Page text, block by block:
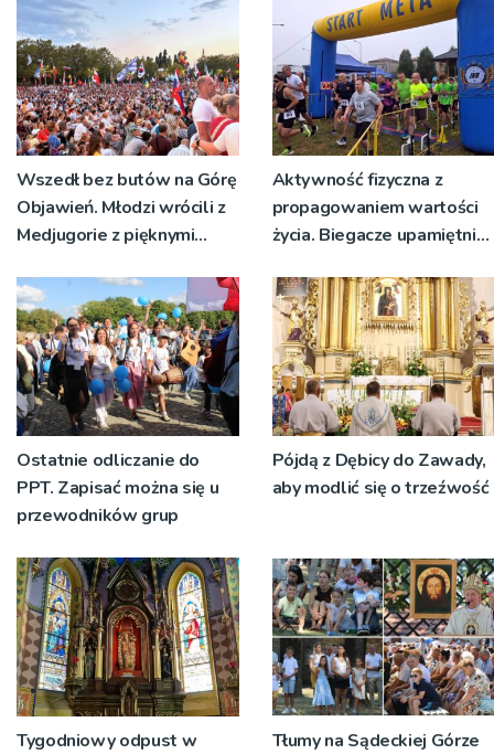
Wszedł bez butów na Górę
Objawień. Młodzi wrócili z
Medjugorie z pięknymi
Aktywność fizyczna z
propagowaniem wartości
życia. Biegacze upamiętnili
Ostatnie odliczanie do
PPT. Zapisać można się u
przewodników grup
Pójdą z Dębicy do Zawady,
aby modlić się o trzeźwość
Tygodniowy odpust w
Tłumy na Sądeckiej Górze